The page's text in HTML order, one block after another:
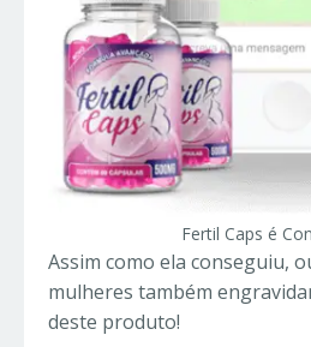
Fertil Caps é
Assim como ela conseguiu,
mulheres também
deste produto!